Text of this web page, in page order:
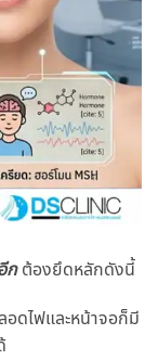
ก ต้องยึดหลักดังนี้
อดไฟและหน้าจอก็มี